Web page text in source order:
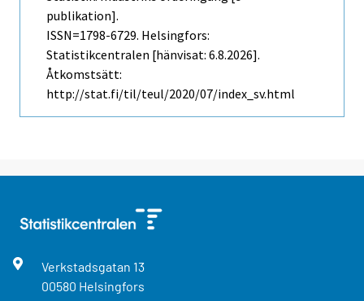
publikation].
ISSN=1798-6729. Helsingfors:
Statistikcentralen [hänvisat: 6.8.2026].
Åtkomstsätt:
http://stat.fi/til/teul/2020/07/index_sv.html
Verkstadsgatan 13
00580 Helsingfors